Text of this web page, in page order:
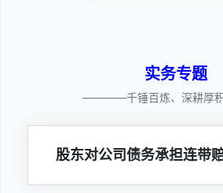
实务专题
————千锤百炼、深耕
股东对公司债务承担连带